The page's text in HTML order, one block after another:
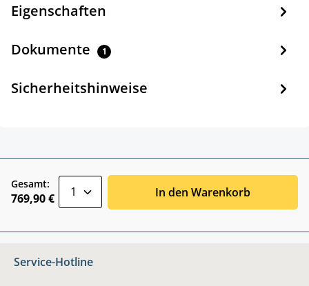
Eigenschaften
Dokumente 1
Sicherheitshinweise
Gesamt:
769,90 € In den Warenkorb
Service-Hotline